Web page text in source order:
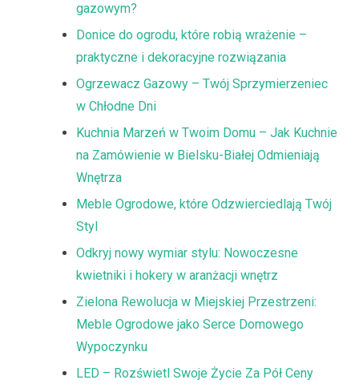
gazowym?
Donice do ogrodu, które robią wrażenie –
praktyczne i dekoracyjne rozwiązania
Ogrzewacz Gazowy – Twój Sprzymierzeniec
w Chłodne Dni
Kuchnia Marzeń w Twoim Domu – Jak Kuchnie
na Zamówienie w Bielsku-Białej Odmieniają
Wnętrza
Meble Ogrodowe, które Odzwierciedlają Twój
Styl
Odkryj nowy wymiar stylu: Nowoczesne
kwietniki i hokery w aranżacji wnętrz
Zielona Rewolucja w Miejskiej Przestrzeni:
Meble Ogrodowe jako Serce Domowego
Wypoczynku
LED – Rozświetl Swoje Życie Za Pół Ceny